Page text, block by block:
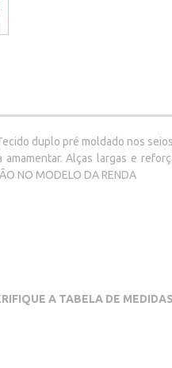
duplo pré moldado nos
Alças largas e
NO MODELO DA RENDA
A TABELA DE